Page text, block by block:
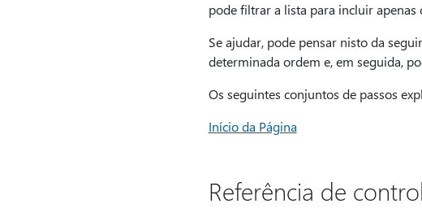
pode filtrar a lista para incluir
Se ajudar, pode pensar nisto da
determinada ordem e, em seguida,
Os seguintes conjuntos de passos
Início da Página
Referência de